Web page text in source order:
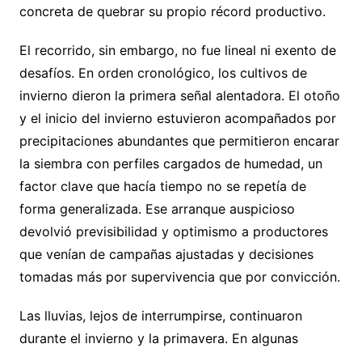
concreta de quebrar su propio récord productivo.
El recorrido, sin embargo, no fue lineal ni exento de
desafíos. En orden cronológico, los cultivos de
invierno dieron la primera señal alentadora. El otoño
y el inicio del invierno estuvieron acompañados por
precipitaciones abundantes que permitieron encarar
la siembra con perfiles cargados de humedad, un
factor clave que hacía tiempo no se repetía de
forma generalizada. Ese arranque auspicioso
devolvió previsibilidad y optimismo a productores
que venían de campañas ajustadas y decisiones
tomadas más por supervivencia que por convicción.
Las lluvias, lejos de interrumpirse, continuaron
durante el invierno y la primavera. En algunas